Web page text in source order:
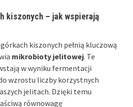
kiszonych – jak wspierają
kiszonych pełnią kluczową
mikrobioty jelitowej. Te
w wyniku fermentacji
wzrostu liczby korzystnych
jelitach. Dzięki temu
równowagę